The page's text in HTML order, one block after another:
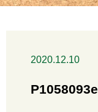
2020.12.10
P1058093e